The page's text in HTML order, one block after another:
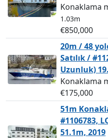
Konaklama
1.03m
€850,000
20m / 48
Satılık /
Uzunluk)
Konaklama
€175,000
51m
#1106783,
51.1m, 2019